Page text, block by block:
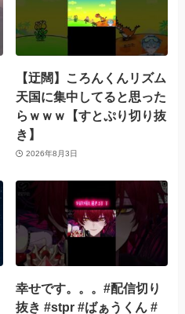
【迂闊】ころんくんリズム
天国に集中してると思った
らｗｗｗ【すとぷり切り抜
き】
2026年8月3日
幸せです。。。#配信切り
抜き #stpr #ばぁうくん #